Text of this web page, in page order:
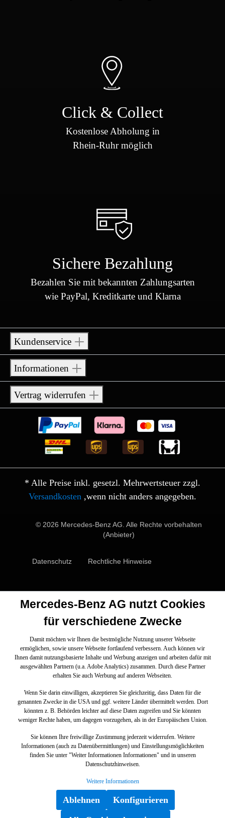
Click & Collect
Kostenlose Abholung in
Rhein-Ruhr möglich
Sichere Bezahlung
Bezahlen Sie mit bekannten Zahlungsarten
wie PayPal, Kreditkarte und Klarna
Kundenservice
Informationen
Vertrag widerrufen
* Alle Preise inkl. gesetzl. Mehrwertsteuer zzgl.
Versandkosten ,wenn nicht anders angegeben.
© 2026 Mercedes-Benz AG. Alle Rechte vorbehalten
(Anbieter)
Datenschutz Rechtliche Hinweise
Mercedes-Benz AG nutzt Cookies
für verschiedene Zwecke
Damit möchten wir Ihnen die bestmögliche Nutzung unserer Webseite
ermöglichen, sowie unsere Webseite fortlaufend verbessern. Auch können wir
Ihnen damit nutzungsbasierte Inhalte und Werbung anzeigen und arbeiten dafür mit
ausgewählten Partnern (u.a. Adobe Analytics) zusammen. Durch diese Partner
erhalten Sie auch Werbung auf anderen Webseiten.
Wenn Sie darin einwilligen, akzeptieren Sie gleichzeitig, dass Daten für die
genannten Zwecke in die USA und ggf. weitere Länder übermittelt werden. Dort
könnten z. B. Behörden leichter auf diese Daten zugreifen und Sie könnten
weniger Rechte haben, um dagegen vorzugehen, als in der Europäischen Union.
Sie können Ihre freiwillige Zustimmung jederzeit widerrufen. Weitere
Informationen (auch zu Datenübermittlungen) und Einstellungsmöglichkeiten
finden Sie unter "Weiter Informationen Informationen" und in unseren
Datenschutzhinweisen.
Weitere Informationen
Ablehnen
Konfigurieren